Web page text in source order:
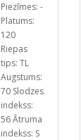
Piezīmes: -
Platums:
120
Riepas
tips: TL
Augstums:
70 Slodzes
indekss:
56Ātruma
indekss: S